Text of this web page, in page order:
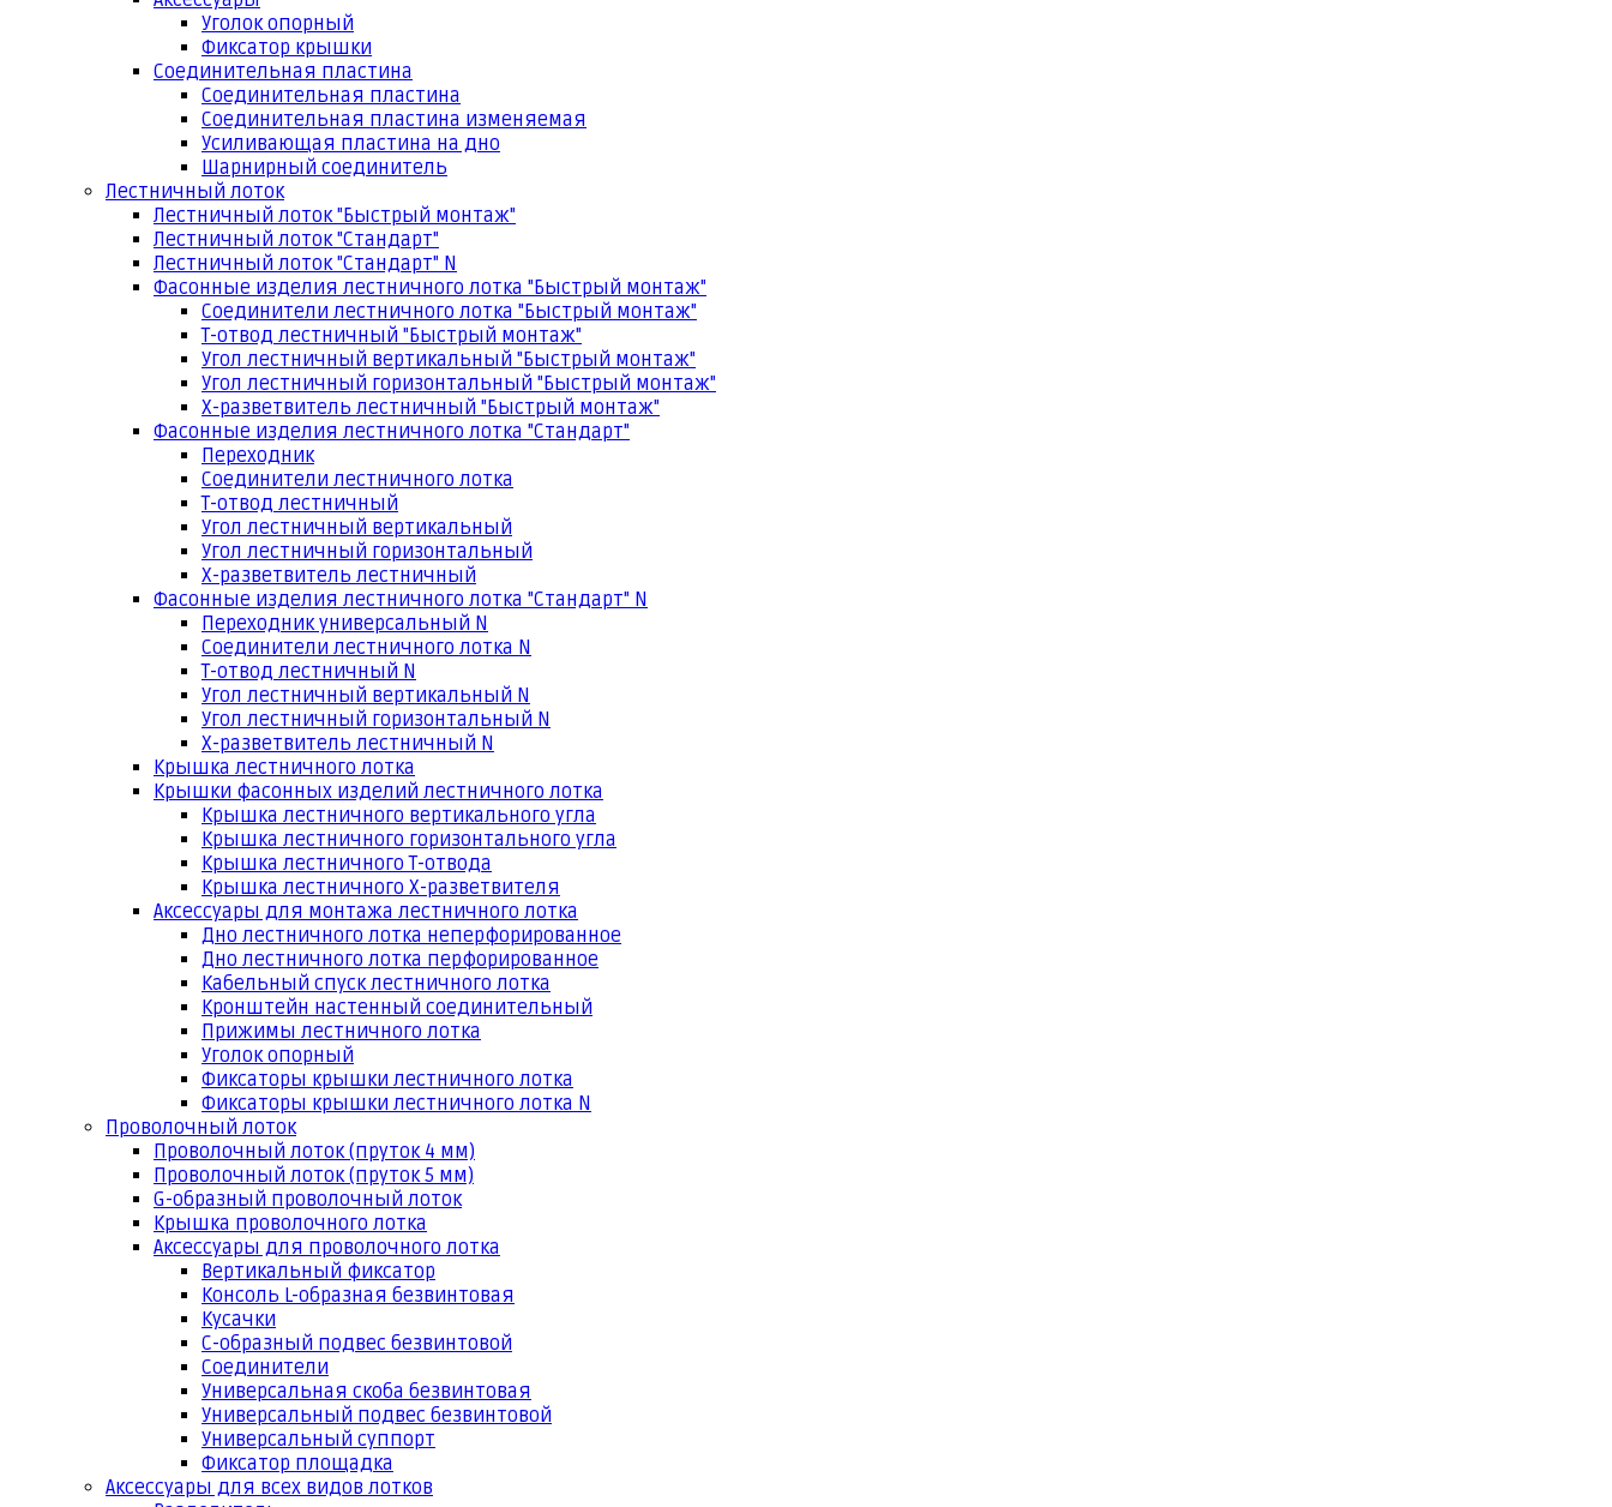
Уголок опорный
Фиксатор крышки
Соединительная пластина
Соединительная пластина
Соединительная пластина изменяемая
Усиливающая пластина на дно
Шарнирный соединитель
Лестничный лоток
Лестничный лоток "Быстрый монтаж"
Лестничный лоток "Стандарт"
Лестничный лоток "Стандарт" N
Фасонные изделия лестничного лотка "Быстрый монтаж"
Соединители лестничного лотка "Быстрый монтаж"
Т-отвод лестничный "Быстрый монтаж"
Угол лестничный вертикальный "Быстрый монтаж"
Угол лестничный горизонтальный "Быстрый монтаж"
Х-разветвитель лестничный "Быстрый монтаж"
Фасонные изделия лестничного лотка "Стандарт"
Переходник
Соединители лестничного лотка
Т-отвод лестничный
Угол лестничный вертикальный
Угол лестничный горизонтальный
Х-разветвитель лестничный
Фасонные изделия лестничного лотка "Стандарт" N
Переходник универсальный N
Соединители лестничного лотка N
Т-отвод лестничный N
Угол лестничный вертикальный N
Угол лестничный горизонтальный N
Х-разветвитель лестничный N
Крышка лестничного лотка
Крышки фасонных изделий лестничного лотка
Крышка лестничного вертикального угла
Крышка лестничного горизонтального угла
Крышка лестничного Т-отвода
Крышка лестничного Х-разветвителя
Аксессуары для монтажа лестничного лотка
Дно лестничного лотка неперфорированное
Дно лестничного лотка перфорированное
Кабельный спуск лестничного лотка
Кронштейн настенный соединительный
Прижимы лестничного лотка
Уголок опорный
Фиксаторы крышки лестничного лотка
Фиксаторы крышки лестничного лотка N
Проволочный лоток
Проволочный лоток (пруток 4 мм)
Проволочный лоток (пруток 5 мм)
G-образный проволочный лоток
Крышка проволочного лотка
Аксессуары для проволочного лотка
Вертикальный фиксатор
Консоль L-образная безвинтовая
Кусачки
С-образный подвес безвинтовой
Соединители
Универсальная скоба безвинтовая
Универсальный подвес безвинтовой
Универсальный суппорт
Фиксатор площадка
Аксессуары для всех видов лотков